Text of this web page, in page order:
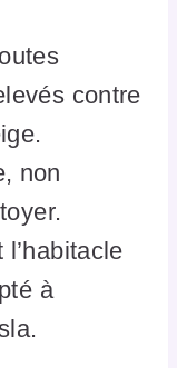
contre
non
à